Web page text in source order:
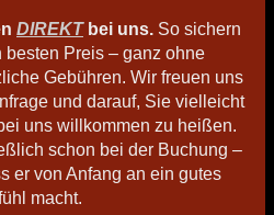
DIREKTbei uns. So sichern
besten Preis – ganz ohne
Gebühren. Wir freuen uns
und darauf, Sie vielleicht
uns willkommen zu heißen.
schon bei der Buchung –
er von Anfang an ein gutes
macht.